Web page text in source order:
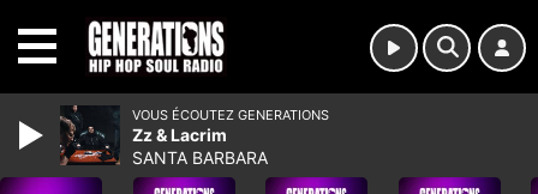
VOUS ÉCOUTEZ GENERATIONS
Zz & Lacrim
SANTA BARBARA